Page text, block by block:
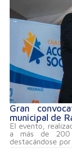
Gran
municipal de
El evento,
a más de 200
destacándose